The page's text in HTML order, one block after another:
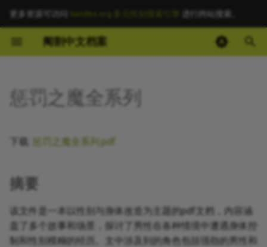
进行跨站搜索。
阉割中文档案
键
搜
其他信息 [Processed Page
惩罚之魔全系列
下载: 惩罚之魔全系列.pdf
摘要
该文件是一本以性别与身体改造为主题的pdf文档，内容涵
盖了多个故事和场景，探讨了男性在各种情境中遭遇身体控
制和性别模糊的经历。文中涉及到的角色包括强劲的男性和